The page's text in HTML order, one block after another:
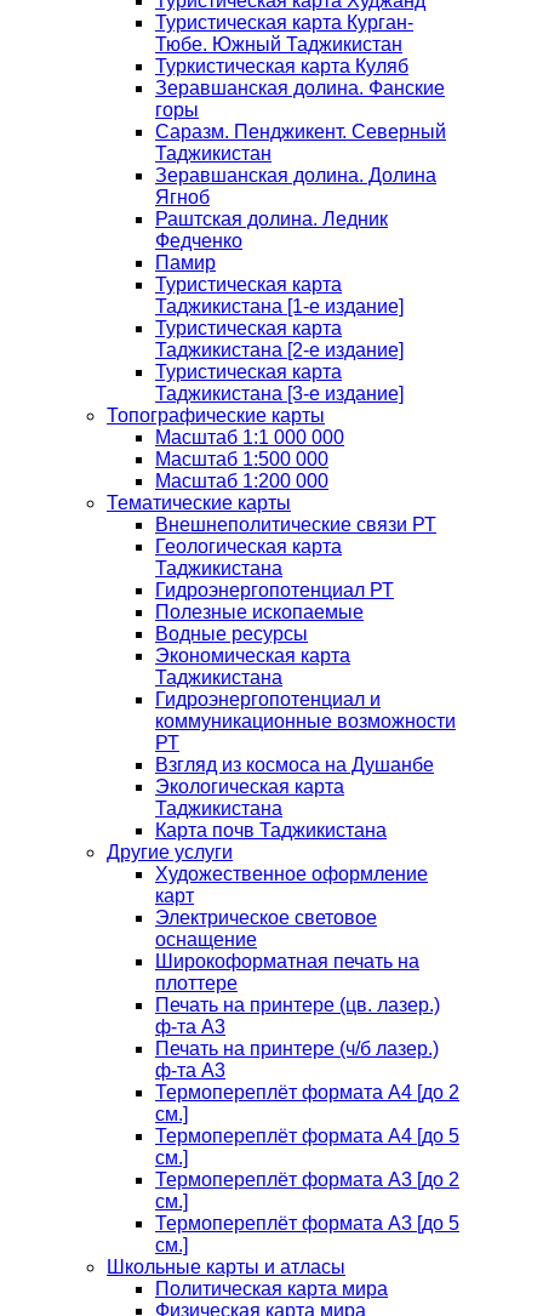
Туристическая карта Курган-
Тюбе. Южный Таджикистан
Туркистическая карта Куляб
Зеравшанская долина. Фанские
горы
Саразм. Пенджикент. Северный
Таджикистан
Зеравшанская долина. Долина
Ягноб
Раштская долина. Ледник
Федченко
Памир
Туристическая карта
Таджикистана [1-е издание]
Туристическая карта
Таджикистана [2-е издание]
Туристическая карта
Таджикистана [3-е издание]
Топографические карты
Масштаб 1:1 000 000
Масштаб 1:500 000
Масштаб 1:200 000
Тематические карты
Внешнеполитические связи РТ
Геологическая карта
Таджикистана
Гидроэнергопотенциал РТ
Полезные ископаемые
Водные ресурсы
Экономическая карта
Таджикистана
Гидроэнергопотенциал и
коммуникационные возможности
РТ
Взгляд из космоса на Душанбе
Экологическая карта
Таджикистана
Карта почв Таджикистана
Другие услуги
Художественное оформление
карт
Электрическое световое
оснащение
Широкоформатная печать на
плоттере
Печать на принтере (цв. лазер.)
ф-та А3
Печать на принтере (ч/б лазер.)
ф-та А3
Термопереплёт формата А4 [до 2
см.]
Термопереплёт формата А4 [до 5
см.]
Термопереплёт формата А3 [до 2
см.]
Термопереплёт формата А3 [до 5
см.]
Школьные карты и атласы
Политическая карта мира
Физическая карта мира